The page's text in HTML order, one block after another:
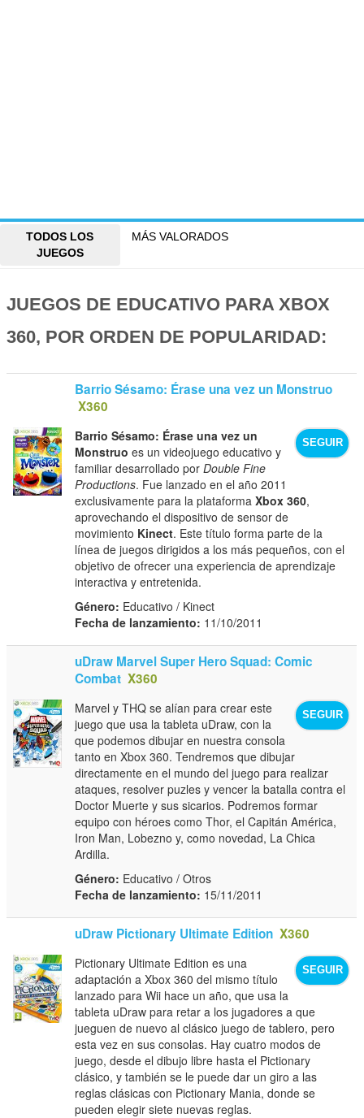
TODOS LOS
JUEGOS
MÁS VALORADOS
JUEGOS DE EDUCATIVO PARA XBOX
360, POR ORDEN DE POPULARIDAD:
Barrio Sésamo: Érase una vez un Monstruo
X360
SEGUIR
Barrio Sésamo: Érase una vez un
Monstruo es un videojuego educativo y
familiar desarrollado porDouble Fine
Productions. Fue lanzado en el año 2011
exclusivamente para la plataformaXbox 360,
aprovechando el dispositivo de sensor de
movimiento Kinect. Este título forma parte de la
línea de juegos dirigidos a los más pequeños, con el
objetivo de ofrecer una experiencia de aprendizaje
interactiva y entretenida.
Género: Educativo / Kinect
Fecha de lanzamiento: 11/10/2011
uDraw Marvel Super Hero Squad: Comic
Combat X360
SEGUIR
Marvel y THQ se alían para crear este
juego que usa la tableta uDraw, con la
que podemos dibujar en nuestra consola
tanto en Xbox 360. Tendremos que dibujar
directamente en el mundo del juego para realizar
ataques, resolver puzles y vencer la batalla contra el
Doctor Muerte y sus sicarios. Podremos formar
equipo con héroes como Thor, el Capitán América,
Iron Man, Lobezno y, como novedad, La Chica
Ardilla.
Género: Educativo / Otros
Fecha de lanzamiento: 15/11/2011
uDraw Pictionary Ultimate Edition X360
SEGUIR
Pictionary Ultimate Edition es una
adaptación a Xbox 360 del mismo título
lanzado para Wii hace un año, que usa la
tableta uDraw para retar a los jugadores a que
jueguen de nuevo al clásico juego de tablero, pero
esta vez en sus consolas. Hay cuatro modos de
juego, desde el dibujo libre hasta el Pictionary
clásico, y también se le puede dar un giro a las
reglas clásicas con Pictionary Mania, donde se
pueden elegir siete nuevas reglas.